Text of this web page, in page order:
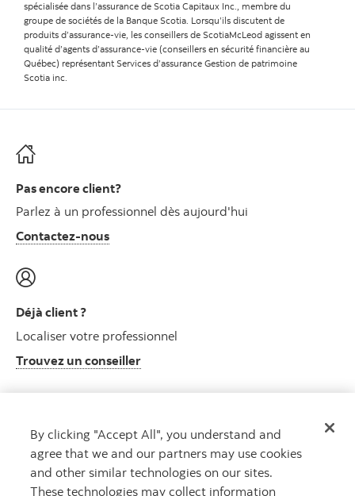
spécialisée dans l’assurance de Scotia Capitaux Inc., membre du
groupe de sociétés de la Banque Scotia. Lorsqu’ils discutent de
produits d’assurance-vie, les conseillers de ScotiaMcLeod agissent en
qualité d’agents d’assurance-vie (conseillers en sécurité financière au
Québec) représentant Services d’assurance Gestion de patrimoine
Scotia inc.
Pas encore client?
Parlez à un professionnel dès aujourd'hui
Contactez-nous
Déjà client ?
Localiser votre professionnel
Trouvez un conseiller
Centre de ressources clients
Informations sur le plan et autres
Visitez le centre de ressources clients
By clicking "Accept All", you understand and
agree that we and our partners may use cookies
and other similar technologies on our sites.
These technologies may collect information